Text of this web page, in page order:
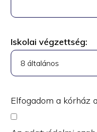
Iskolai végzettség:
Elfogadom a